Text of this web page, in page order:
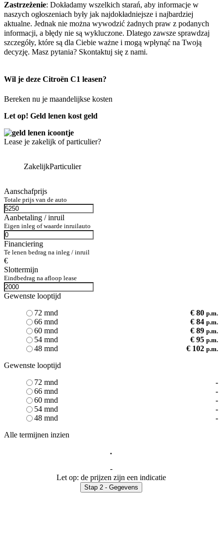
Zastrzeżenie: Dokładamy wszelkich starań, aby informacje w
naszych ogłoszeniach były jak najdokładniejsze i najbardziej
aktualne. Jednak nie można wywodzić żadnych praw z podanych
informacji, a błędy nie są wykluczone. Dlatego zawsze sprawdzaj
szczegóły, które są dla Ciebie ważne i mogą wpłynąć na Twoją
decyzję. Masz pytania? Skontaktuj się z nami.
Wil je deze Citroën C1 leasen?
Bereken nu je maandelijkse kosten
Let op! Geld lenen kost geld
Lease je zakelijk of particulier?
ZakelijkParticulier
Aanschafprijs
Totale prijs van de auto
Aanbetaling / inruil
Eigen inleg of waarde inruilauto
Financiering
Te lenen bedrag na inleg / inruil
€
Slottermijn
Eindbedrag na afloop lease
Gewenste looptijd
72 mnd
€ 80 p.m.
66 mnd € 84 p.m.
60 mnd € 89 p.m.
54 mnd € 95 p.m.
48 mnd € 102 p.m.
Gewenste looptijd
72 mnd
-
66 mnd
-
60 mnd
-
54 mnd
-
48 mnd
-
Alle termijnen inzien
.
-
Let op: de prijzen zijn een indicatie
Stap 2 - Gegevens